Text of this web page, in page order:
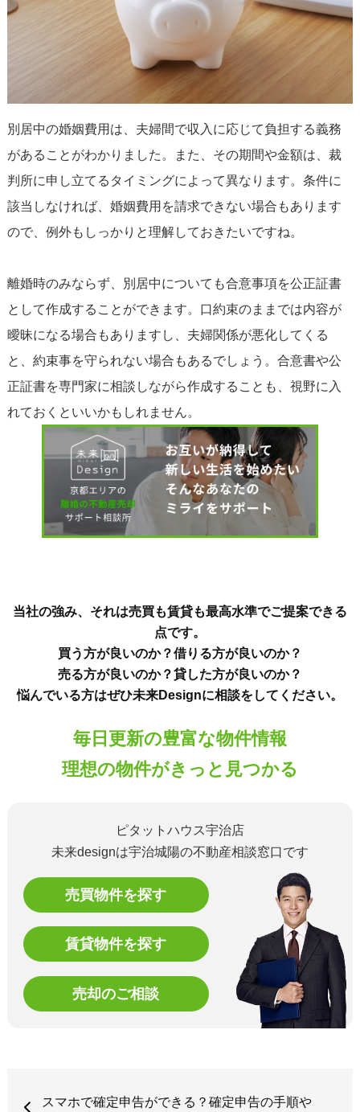
別居中の婚姻費用は、夫婦間で収入に応じて負担する義務
があることがわかりました。また、その期間や金額は、裁
判所に申し立てるタイミングによって異なります。条件に
該当しなければ、婚姻費用を請求できない場合もあります
ので、例外もしっかりと理解しておきたいですね。
離婚時のみならず、別居中についても合意事項を公正証書
として作成することができます。口約束のままでは内容が
曖昧になる場合もありますし、夫婦関係が悪化してくる
と、約束事を守られない場合もあるでしょう。合意書や公
正証書を専門家に相談しながら作成することも、視野に入
れておくといいかもしれません。
当社の強み、それは売買も賃貸も最高水準でご提案できる
点です。
買う方が良いのか？借りる方が良いのか？
売る方が良いのか？貸した方が良いのか？
悩んでいる方はぜひ未来Designに相談をしてください。
毎日更新の豊富な物件情報
理想の物件がきっと見つかる
ピタットハウス宇治店
未来designは宇治城陽の不動産相談窓口です
売買物件を探す
賃貸物件を探す
売却のご相談
スマホで確定申告ができる？確定申告の手順や